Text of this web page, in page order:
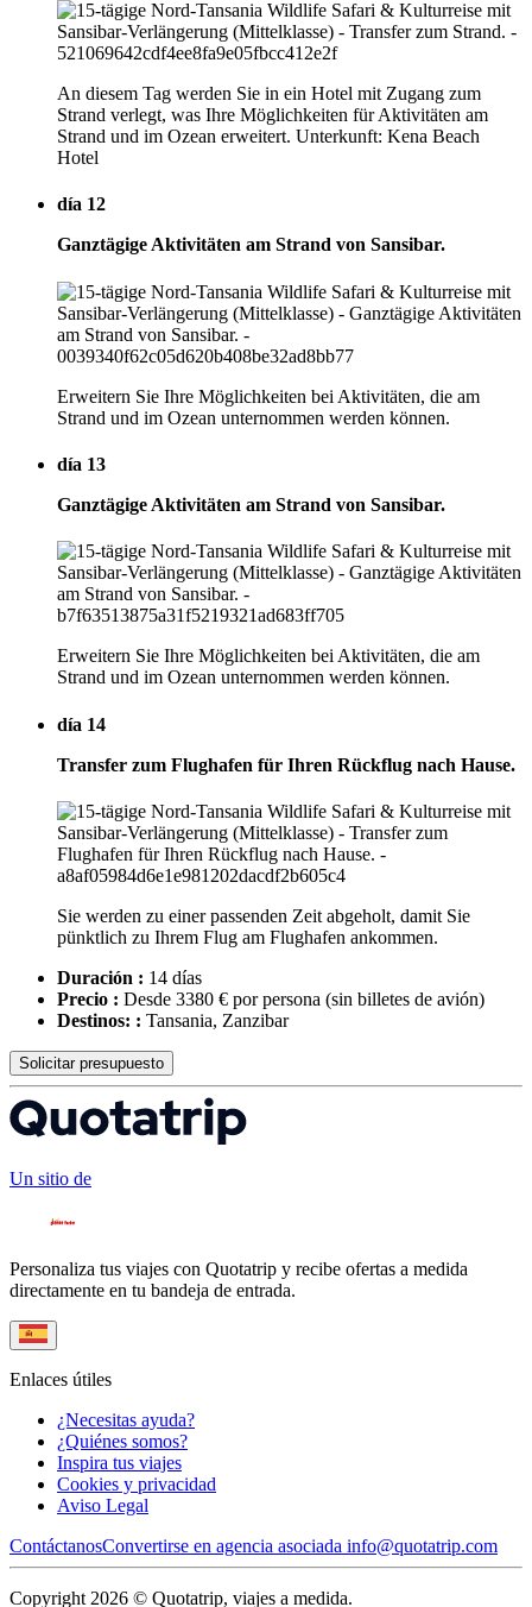
An diesem Tag werden Sie in ein Hotel mit Zugang zum
Strand verlegt, was Ihre Möglichkeiten für Aktivitäten am
Strand und im Ozean erweitert. Unterkunft: Kena Beach
Hotel
día 12
Ganztägige Aktivitäten am Strand von Sansibar.
Erweitern Sie Ihre Möglichkeiten bei Aktivitäten, die am
Strand und im Ozean unternommen werden können.
día 13
Ganztägige Aktivitäten am Strand von Sansibar.
Erweitern Sie Ihre Möglichkeiten bei Aktivitäten, die am
Strand und im Ozean unternommen werden können.
día 14
Transfer zum Flughafen für Ihren Rückflug nach Hause.
Sie werden zu einer passenden Zeit abgeholt, damit Sie
pünktlich zu Ihrem Flug am Flughafen ankommen.
Duración : 14 días
Precio : Desde 3380 € por persona (sin billetes de avión)
Destinos: : Tansania, Zanzibar
Solicitar presupuesto
Un sitio de
Personaliza tus viajes con Quotatrip y recibe ofertas a medida
directamente en tu bandeja de entrada.
Enlaces útiles
¿Necesitas ayuda?
¿Quiénes somos?
Inspira tus viajes
Cookies y privacidad
Aviso Legal
ContáctanosConvertirse en agencia asociada info@quotatrip.com
Copyright 2026 © Quotatrip, viajes a medida.